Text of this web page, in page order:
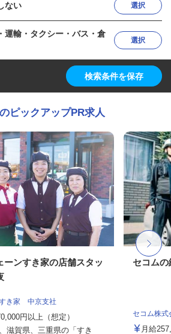
ない 選択
運輸・タクシー・バス・倉
選択
検索条件を保存
ピックアップPR求人
ーンすき家の店舗スタッ
き家 中京支社
円以上（想定）
滋賀県、三重県の「すき
セコムの
セコム株式
月給